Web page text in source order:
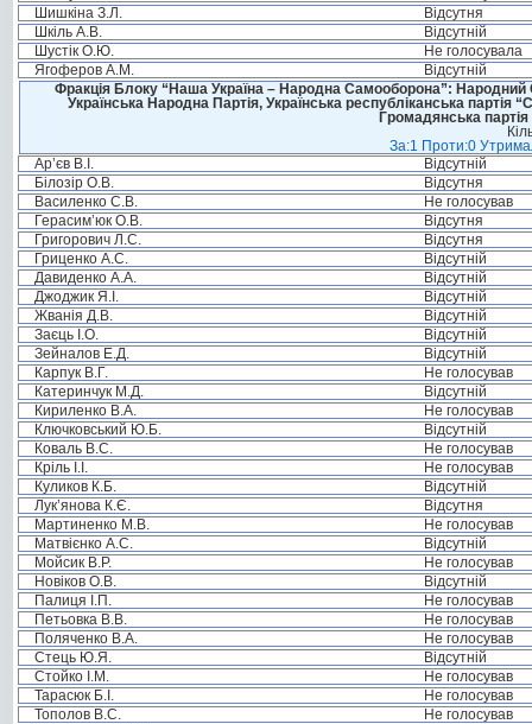
Шишкіна З.Л.
Відсутня
Шкіль А.В.
Відсутній
Шустік О.Ю.
Не голосувала
Ягоферов А.М.
Відсутній
Фракція Блоку “Наша Україна – Народна Самооборона”: Народний
Українська Народна Партія, Українська республіканська
Громадянська
За:1 Проти:0
Ар’єв В.І.
Відсутній
Білозір О.В.
Відсутня
Василенко С.В.
Не голосував
Герасим’юк О.В.
Відсутня
Григорович Л.С.
Відсутня
Гриценко А.С.
Відсутній
Давиденко А.А.
Відсутній
Джоджик Я.І.
Відсутній
Жванія Д.В.
Відсутній
Заєць І.О.
Відсутній
Зейналов Е.Д.
Відсутній
Карпук В.Г.
Не голосував
Катеринчук М.Д.
Відсутній
Кириленко В.А.
Не голосував
Ключковський Ю.Б.
Відсутній
Коваль В.С.
Не голосував
Кріль І.І.
Не голосував
Куликов К.Б.
Відсутній
Лук’янова К.Є.
Відсутня
Мартиненко М.В.
Не голосував
Матвієнко А.С.
Відсутній
Мойсик В.Р.
Не голосував
Новіков О.В.
Відсутній
Палиця І.П.
Не голосував
Петьовка В.В.
Не голосував
Поляченко В.А.
Не голосував
Стець Ю.Я.
Відсутній
Стойко І.М.
Не голосував
Тарасюк Б.І.
Не голосував
Тополов В.С.
Не голосував